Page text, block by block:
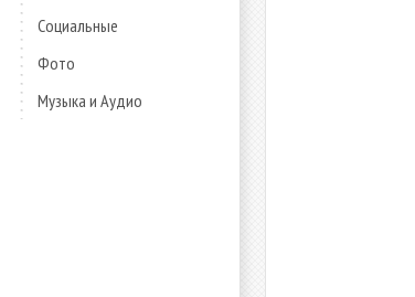
Социальные
Фото
Музыка и Аудио